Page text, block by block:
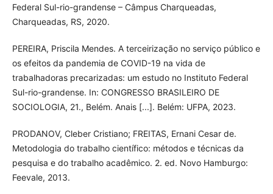
Federal Sul-rio-grandense – Câmpus Charqueadas,
Charqueadas, RS, 2020.
PEREIRA, Priscila Mendes. A terceirização no serviço público e
os efeitos da pandemia de COVID-19 na vida de
trabalhadoras precarizadas: um estudo no Instituto Federal
Sul-rio-grandense. In: CONGRESSO BRASILEIRO DE
SOCIOLOGIA, 21., Belém. Anais [...]. Belém: UFPA, 2023.
PRODANOV, Cleber Cristiano; FREITAS, Ernani Cesar de.
Metodologia do trabalho científico: métodos e técnicas da
pesquisa e do trabalho acadêmico. 2. ed. Novo Hamburgo:
Feevale, 2013.